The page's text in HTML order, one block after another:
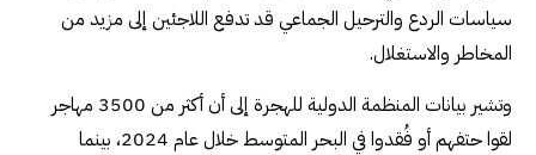
سياسات الردع والترحيل الجماعي قد تدفع اللاجئين إلى مزيد من
المخاطر والاستغلال.
وتشير بيانات المنظمة الدولية للهجرة إلى أن أكثر من 3500 مهاجر
لقوا حتفهم أو فُقدوا في البحر المتوسط خلال عام 2024، بينما